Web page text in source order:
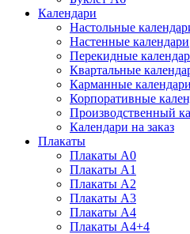
Календари
Настольные
Настенные календари
Перекидные
Квартальные
Карманные календари
Корпоративные
Производственный
Календари на заказ
Плакаты
Плакаты А0
Плакаты А1
Плакаты А2
Плакаты А3
Плакаты А4
Плакаты А4+4